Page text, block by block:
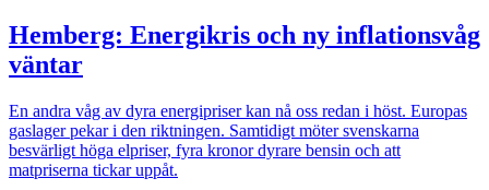
Hemberg: Energikris och ny inflationsvåg
väntar
En andra våg av dyra energipriser kan nå oss redan i höst. Europas
gaslager pekar i den riktningen. Samtidigt möter svenskarna
besvärligt höga elpriser, fyra kronor dyrare bensin och att
matpriserna tickar uppåt.